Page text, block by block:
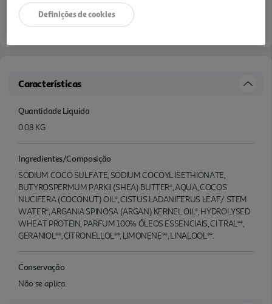
Características
Quantidade Liquida
0.08 KG
Ingredientes/Composição
SODIUM COCO SULFATE, SODIUM COCOYL ISETHIONATE,
BUTYROSPERMUM PARKII (SHEA) BUTTER*, AQUA, COCOS
NUCIFERA (COCONUT) OIL*, CISTUS LADANIFERUS LEAF/ STEM
WATER*, ARGANIA SPINOSA (ARGAN) KERNEL OIL*, HYDROLYSED
WHEAT PROTEIN, PARFUM 100% ÓLEOS ESSENCIAIS, CI TRAL**,
GERANIOL**, CITRONELLOL**, LIMONENE**, LINALOOL**.
Conservação
Não se aplica.
Definições de cookies